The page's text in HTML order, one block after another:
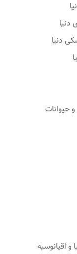
دنیا
دنیا
حیوانات
و اقیانوسیه